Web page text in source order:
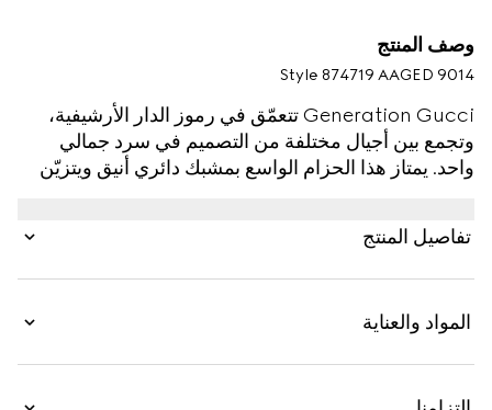
وصف المنتج
Style ‎874719 AAGED 9014
Generation Gucci تتعمّق في رموز الدار الأرشيفية،
وتجمع بين أجيال مختلفة من التصميم في سرد جمالي
واحد. يمتاز هذا الحزام الواسع بمشبك دائري أنيق ويتزيّن
تفاصيل المنتج
المواد والعناية